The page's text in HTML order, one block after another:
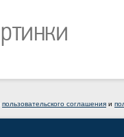
пользовательского соглашения и